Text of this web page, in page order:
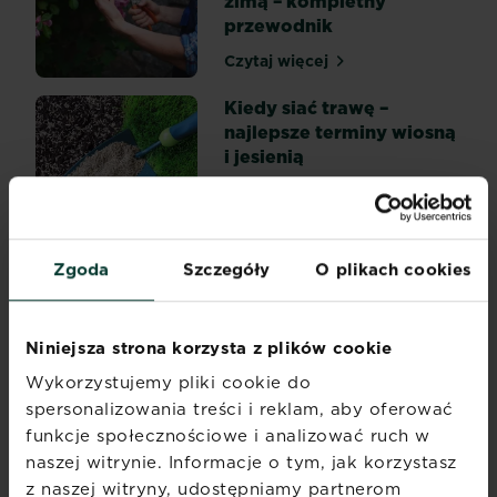
Zgoda Szczegóły O plikach cookies
Niniejsza strona korzysta z plików cookie
Wykorzystujemy pliki cookie do
spersonalizowania treści i reklam, aby oferować
funkcje społecznościowe i analizować ruch w
naszej witrynie. Informacje o tym, jak korzystasz
z naszej witryny, udostępniamy partnerom
powinien
dziełem
przypadku.
Kwiaty
na
taras
oko
domowników
i
przez
sezon,
a
przynajmniej
od
wczesnej
przewodnik
Czytaj więcejKiedy przycinać róże na
Kiedy siać trawę –
najlepsze terminy wiosną
i jesienią
Kiedy siać trawę –
Zakładanie trawnika na
trudnym terenie – o tym
Czytaj więcejZakładanie trawnika na
Podlewanie storczyków
Czytaj więcejPodlewanie storczyków